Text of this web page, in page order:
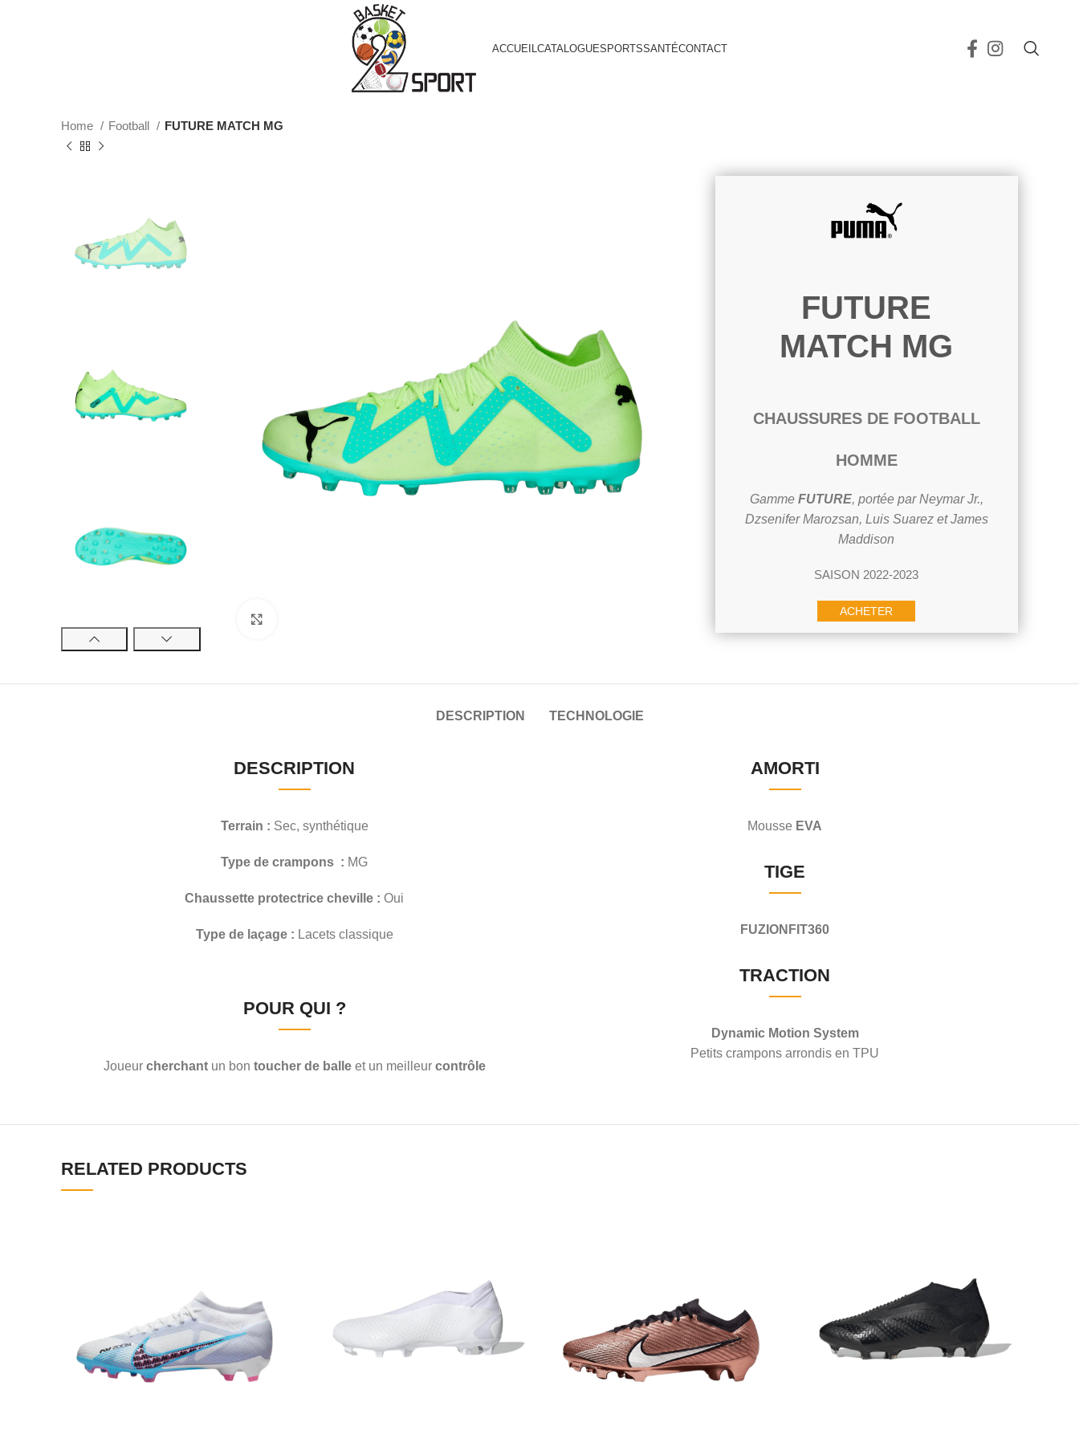
ACCUEILCATALOGUESPORTSSANTÉCONTACT
Home Football FUTURE MATCH MG
FUTURE
MATCH MG
CHAUSSURES DE FOOTBALL
HOMME
Gamme FUTURE, portée par Neymar Jr.,
Dzsenifer Marozsan, Luis Suarez et James
Maddison
SAISON 2022-2023
ACHETER
DESCRIPTION TECHNOLOGIE
DESCRIPTION
Terrain : Sec, synthétique
Type de crampons : MG
Chaussette protectrice cheville : Oui
Type de laçage : Lacets classique
POUR QUI ?
Joueurcherchant un bon toucher de balle et un meilleur contrôle
AMORTI
Mousse EVA
TIGE
FUZIONFIT360
TRACTION
Dynamic Motion System
Petits crampons arrondis en TPU
RELATED PRODUCTS